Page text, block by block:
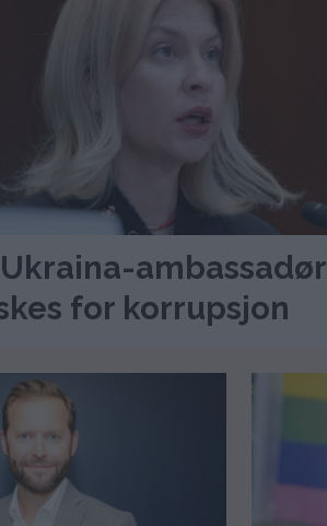
ambassadør
for korrupsjon